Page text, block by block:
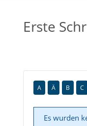
Erste
A Ä B C
Es wurden